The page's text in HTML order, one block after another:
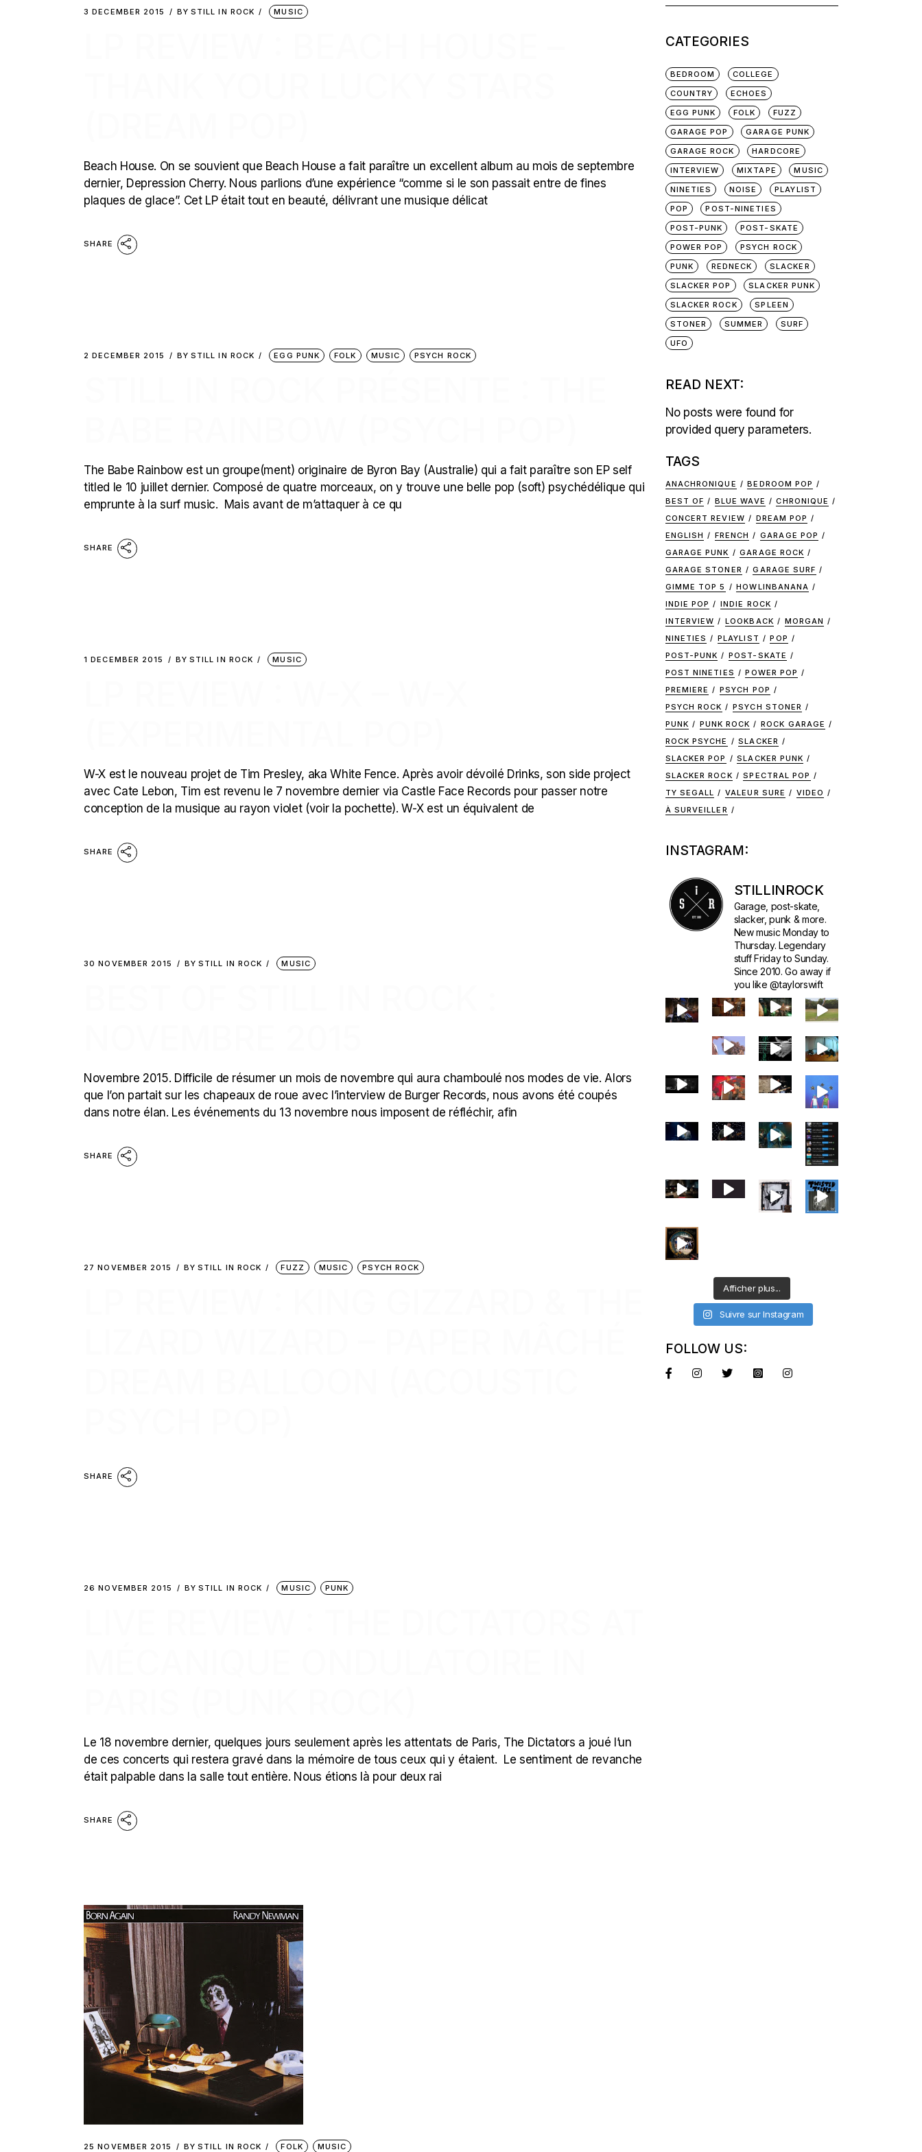
3 DECEMBER 2015 BY STILL IN ROCK MUSIC
Beach House. On se souvient que Beach House a fait paraître un excellent album au mois de septembre
dernier, Depression Cherry. Nous parlions d’une expérience “comme si le son passait entre de fines
plaques de glace”. Cet LP était tout en beauté, délivrant une musique délicat
SHARE
2 DECEMBER 2015 BY STILL IN ROCK EGG PUNK FOLK MUSIC PSYCH ROCK
The Babe Rainbow est un groupe(ment) originaire de Byron Bay (Australie) qui a fait paraître son EP self
titled le 10 juillet dernier. Composé de quatre morceaux, on y trouve une belle pop (soft) psychédélique qui
emprunte à la surf music. Mais avant de m’attaquer à ce qu
SHARE
1 DECEMBER 2015 BY STILL IN ROCK MUSIC
W-X est le nouveau projet de Tim Presley, aka White Fence. Après avoir dévoilé Drinks, son side project
avec Cate Lebon, Tim est revenu le 7 novembre dernier via Castle Face Records pour passer notre
conception de la musique au rayon violet (voir la pochette). W-X est un équivalent de
SHARE
30 NOVEMBER 2015 BY STILL IN ROCK MUSIC
Novembre 2015. Difficile de résumer un mois de novembre qui aura chamboulé nos modes de vie. Alors
que l’on partait sur les chapeaux de roue avec l’interview de Burger Records, nous avons été coupés
dans notre élan. Les événements du 13 novembre nous imposent de réfléchir, afin
SHARE
27 NOVEMBER 2015 BY STILL IN ROCK FUZZ MUSIC PSYCH ROCK
SHARE
26 NOVEMBER 2015 BY STILL IN ROCK MUSIC PUNK
Le 18 novembre dernier, quelques jours seulement après les attentats de Paris, The Dictators a joué l’un
de ces concerts qui restera gravé dans la mémoire de tous ceux qui y étaient. Le sentiment de revanche
était palpable dans la salle tout entière. Nous étions là pour deux rai
SHARE
25 NOVEMBER 2015 BY STILL IN ROCK FOLK MUSIC
CATEGORIES
BEDROOM
COLLEGE
COUNTRY
ECHOES
EGG PUNK
FOLK
FUZZ
GARAGE POP
GARAGE PUNK
GARAGE ROCK
HARDCORE
INTERVIEW
MIXTAPE
MUSIC
NINETIES
NOISE
PLAYLIST
POP
POST-NINETIES
POST-PUNK
POST-SKATE
POWER POP
PSYCH ROCK
PUNK
REDNECK
SLACKER
SLACKER POP
SLACKER PUNK
SLACKER ROCK
SPLEEN
STONER
SUMMER
SURF
UFO
READ NEXT:
No posts were found for
provided query parameters.
TAGS
ANACHRONIQUE
BEDROOM POP
BEST OF
BLUE WAVE
CHRONIQUE
CONCERT REVIEW
DREAM POP
ENGLISH
FRENCH
GARAGE POP
GARAGE PUNK
GARAGE ROCK
GARAGE STONER
GARAGE SURF
GIMME TOP 5
HOWLINBANANA
INDIE POP
INDIE ROCK
INTERVIEW
LOOKBACK
MORGAN
NINETIES
PLAYLIST
POP
POST-PUNK
POST-SKATE
POST NINETIES
POWER POP
PREMIERE
PSYCH POP
PSYCH ROCK
PSYCH STONER
PUNK
PUNK ROCK
ROCK GARAGE
ROCK PSYCHE
SLACKER
SLACKER POP
SLACKER PUNK
SLACKER ROCK
SPECTRAL POP
TY SEGALL
VALEUR SURE
VIDEO
À SURVEILLER
INSTAGRAM:
STILLINROCK
Garage, post-skate,
slacker, punk & more.
New music Monday to
Thursday. Legendary
stuff Friday to Sunday.
Since 2010. Go away if
you like @taylorswift
Afficher plus...
Suivre sur Instagram
FOLLOW US: